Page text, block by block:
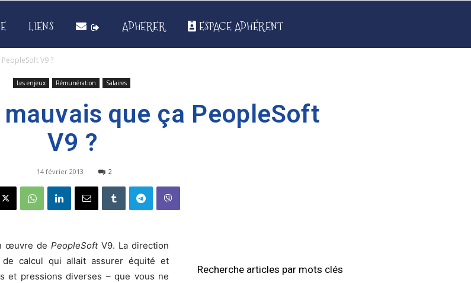
LIENS ADHERER ESPACE ADHÉRENT
V9 ?
Les enjeux Rémunération Salaires
mauvais que ça PeopleSoft
V9 ?
14 février 2013 2
œuvre de PeopleSoft V9. La direction
calcul qui allait assurer équité et
et pressions diverses – que vous ne
Recherche articles par mots clés